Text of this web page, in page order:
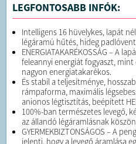
LEGFONTOSABB INFÓK:
Intelligens 16 hüvelykes, lapát
légáramú hűtés, hideg
ENERGIATAKARÉKOSSÁG – A
feleannyi energiát fogyaszt,
nagyon energiatakarékos.
És stabil a teljesítménye,
rámpaforma, maximális
anionos légtisztítás, beépített
100%-ban természetes levegő,
az állandó légáramlásnak
GYERMEKBIZTONSÁGOS – A
jelenti, hogy a levegő áramlása